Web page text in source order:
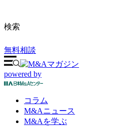
検索
無料相談
powered by
コラム
M&Aニュース
M&Aを学ぶ